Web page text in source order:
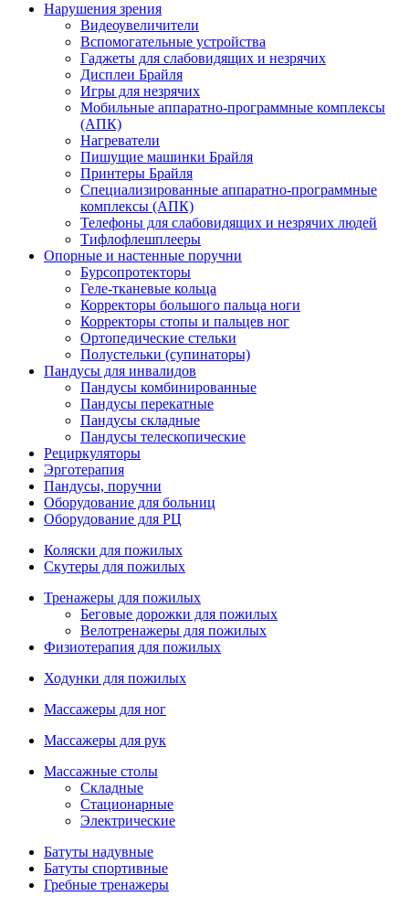
Нарушения зрения
Видеоувеличители
Вспомогательные устройства
Гаджеты для слабовидящих и незрячих
Дисплеи Брайля
Игры для незрячих
Мобильные аппаратно-программные комплексы
(АПК)
Нагреватели
Пишущие машинки Брайля
Принтеры Брайля
Специализированные аппаратно-программные
комплексы (АПК)
Телефоны для слабовидящих и незрячих людей
Тифлофлешплееры
Опорные и настенные поручни
Бурсопротекторы
Геле-тканевые кольца
Корректоры большого пальца ноги
Корректоры стопы и пальцев ног
Ортопедические стельки
Полустельки (супинаторы)
Пандусы для инвалидов
Пандусы комбинированные
Пандусы перекатные
Пандусы складные
Пандусы телескопические
Рециркуляторы
Эрготерапия
Пандусы, поручни
Оборудование для больниц
Оборудование для РЦ
Коляски для пожилых
Скутеры для пожилых
Тренажеры для пожилых
Беговые дорожки для пожилых
Велотренажеры для пожилых
Физиотерапия для пожилых
Ходунки для пожилых
Массажеры для ног
Массажеры для рук
Массажные столы
Складные
Стационарные
Электрические
Батуты надувные
Батуты спортивные
Гребные тренажеры